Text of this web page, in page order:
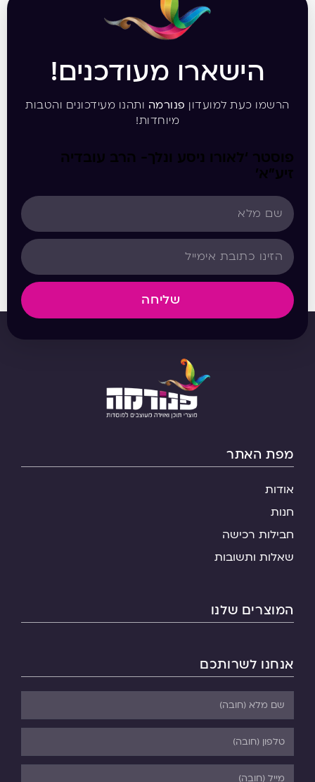
הישארו מעודכנים!
הרשמו כעת למועדון פנורמה ותהנו מעידכונים והטבות
מיוחדות!
פוסטר ‘לאורו ניסע ונלך- הרב עובדיה
זיע”א’
שליחה
מפת האתר
אודות
חנות
חבילות רכישה
שאלות ותשובות
המוצרים שלנו
אנחנו לשרותכם